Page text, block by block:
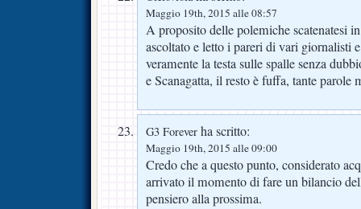
Maggio 19th, 2015 alle 08:57
A proposito delle polemiche scatenatesi
ascoltato e letto i pareri di vari giornalisti
veramente la testa sulle spalle senza
e Scanagatta, il resto è fuffa, tante parole
G3 Forever ha scritto:
Maggio 19th, 2015 alle 09:00
Credo che a questo punto, considerato
arrivato il momento di fare un bilancio
pensiero alla prossima.